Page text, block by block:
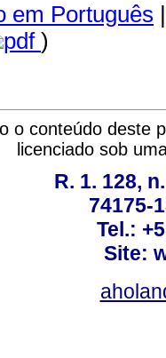
em Português |
pdf )
o conteúdo deste
licenciado sob
R. 1. 128,
74175-
Tel.:
Site: